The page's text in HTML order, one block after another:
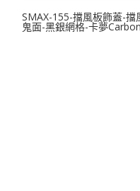
SMAX-155-擋風板飾蓋-擋
鬼面-黑銀網格-卡夢